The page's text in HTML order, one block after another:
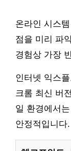
온라인 시스
점을 미리 파
경험상 가장
인터넷 익스
크롬 최신 버
일 환경에서
안정적입니다.